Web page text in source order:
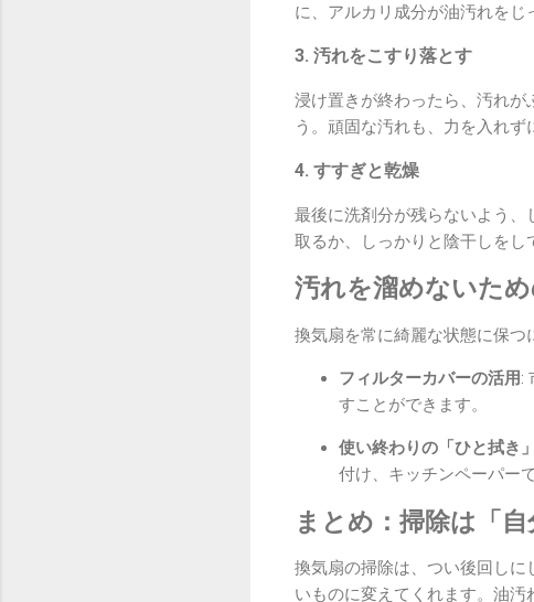
に、アルカリ成分が油汚れをじ
3. 汚れをこすり落とす
浸け置きが終わったら、汚れが
う。頑固な汚れも、力を入れず
4. すすぎと乾燥
最後に洗剤分が残らないよう
取るか、しっかりと陰干しをし
汚れを溜めないた
換気扇を常に綺麗な状態に保つ
フィルターカバーの活用:
すことができます。
使い終わりの「ひと拭き」
付け、キッチンペーパー
まとめ：掃除は「
換気扇の掃除は、つい後回し
いものに変えてくれます。油